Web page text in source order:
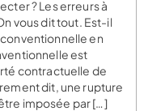
? Les erreurs à
vous dit tout. Est-il
en
est
contractuelle de
dit, une rupture
imposée par […]